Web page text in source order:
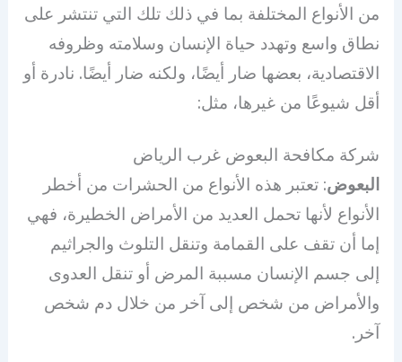
من الأنواع المختلفة بما في ذلك تلك التي تنتشر على
نطاق واسع وتهدد حياة الإنسان وسلامته وظروفه
الاقتصادية، بعضها ضار أيضًا، ولكنه ضار أيضًا. نادرة أو
أقل شيوعًا من غيرها، مثل:
شركة مكافحة البعوض غرب الرياض
البعوض: تعتبر هذه الأنواع من الحشرات من أخطر
الأنواع لأنها تحمل العديد من الأمراض الخطيرة، فهي
إما أن تقف على القمامة وتنقل التلوث والجراثيم
إلى جسم الإنسان مسببة المرض أو تنقل العدوى
والأمراض من شخص إلى آخر من خلال دم شخص
آخر.